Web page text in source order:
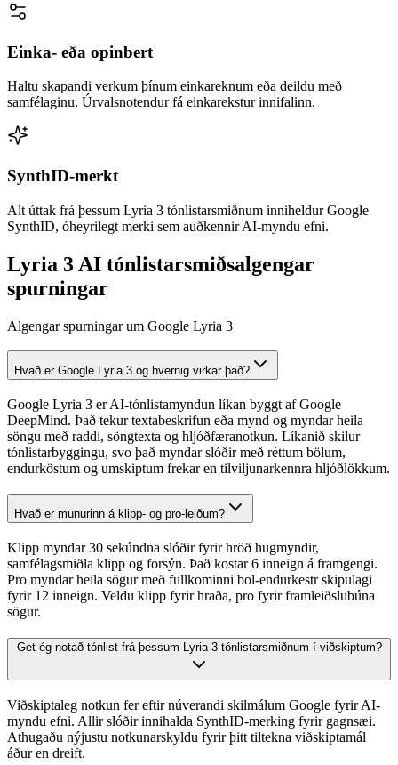
Einka- eða opinbert
Haltu skapandi verkum þínum einkareknum eða deildu með
samfélaginu. Úrvalsnotendur fá einkarekstur innifalinn.
SynthID-merkt
Alt úttak frá þessum Lyria 3 tónlistarsmiðnum inniheldur Google
SynthID, óheyrilegt merki sem auðkennir AI-myndu efni.
Lyria 3 AI tónlistarsmiðsalgengar
spurningar
Algengar spurningar um Google Lyria 3
Hvað er Google Lyria 3 og hvernig virkar það?
Google Lyria 3 er AI-tónlistamyndun líkan byggt af Google
DeepMind. Það tekur textabeskrifun eða mynd og myndar heila
söngu með raddi, söngtexta og hljóðfæranotkun. Líkanið skilur
tónlistarbyggingu, svo það myndar slóðir með réttum bölum,
endurköstum og umskiptum frekar en tilviljunarkennra hljóðlökkum.
Hvað er munurinn á klipp- og pro-leiðum?
Klipp myndar 30 sekúndna slóðir fyrir hröð hugmyndir,
samfélagsmiðla klipp og forsýn. Það kostar 6 inneign á framgengi.
Pro myndar heila sögur með fullkominni bol-endurkestr skipulagi
fyrir 12 inneign. Veldu klipp fyrir hraða, pro fyrir framleiðslubúna
sögur.
Get ég notað tónlist frá þessum Lyria 3 tónlistarsmiðnum í viðskiptum?
Viðskiptaleg notkun fer eftir núverandi skilmálum Google fyrir AI-
myndu efni. Allir slóðir innihalda SynthID-merking fyrir gagnsæi.
Athugaðu nýjustu notkunarskyldu fyrir þitt tiltekna viðskiptamál
áður en dreift.